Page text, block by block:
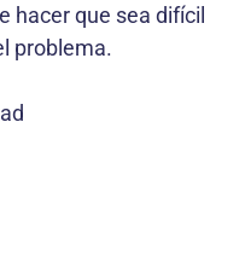
hacer que sea difícil
problema.